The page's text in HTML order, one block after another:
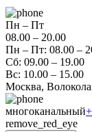
Пн – Пт
08.00 – 20.00
Пн – Пт: 08.00 –
Сб: 09.00 – 19.00
Вс: 10.00 – 15.00
Москва,
многоканальный
remove_red_eye